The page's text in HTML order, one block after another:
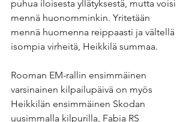
puhua iloisesta yllätyksestä, mutta voisi
mennä huonomminkin. Yritetään
mennä huomenna reippaasti ja vältellä
isompia virheitä, Heikkilä summaa.
Rooman EM-rallin ensimmäinen
varsinainen kilpailupäivä on myös
Heikkilän ensimmäinen Skodan
uusimmalla kilpurilla, Fabia RS